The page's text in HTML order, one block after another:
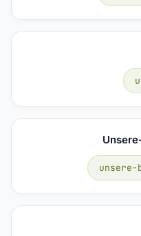
unsere-